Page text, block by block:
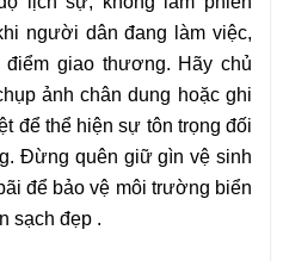
người dân đang làm việc,
giao thương. Hãy chủ
ảnh chân dung hoặc ghi
để thể hiện sự tôn trọng đối
Đừng quên giữ gìn vệ sinh
để bảo vệ môi trường biển
sạch đẹp .